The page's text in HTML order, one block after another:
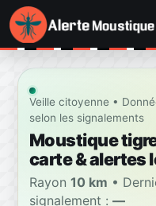
Veille citoyenne •
selon les signalements
Moustique
carte & alertes
Rayon 10 km •
signalement : —